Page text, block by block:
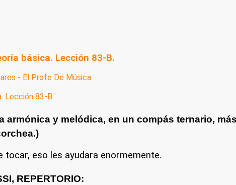
básica. Lección 83-B.
- El Profe De Música
y melódica, en un compás ternario,
tocar, eso les ayudara enormemente.
REPERTORIO: